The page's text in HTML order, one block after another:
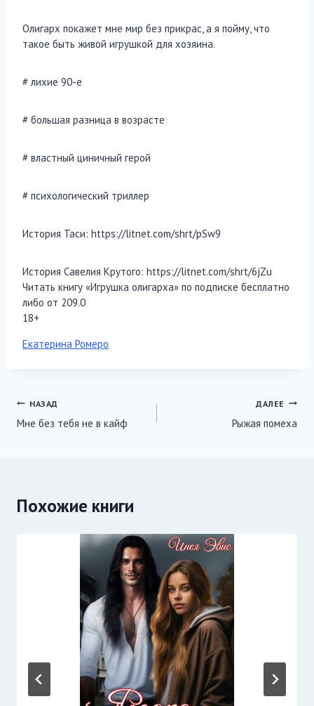
Олигарх покажет мне мир без прикрас, а я пойму, что
такое быть живой игрушкой для хозяина.
# лихие 90-е
# большая разница в возрасте
# властный циничный герой
# психологический триллер
История Таси: https://litnet.com/shrt/pSw9
История Савелия Крутого: https://litnet.com/shrt/6jZu
Читать книгу «Игрушка олигарха» по подписке бесплатно
либо от 209.0
18+
Метки
Екатерина Ромеро
Навигация
по
НАЗАД
Мне без тебя не в кайф
ДАЛЕЕ
Рыжая помеха
Похожие книги